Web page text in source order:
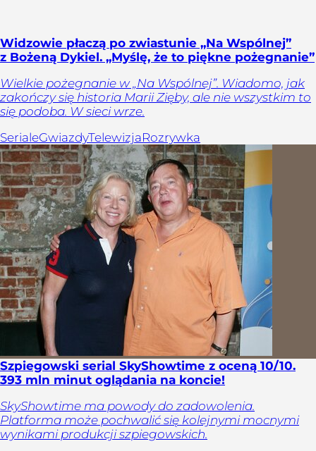
Widzowie płaczą po zwiastunie „Na Wspólnej”
z Bożeną Dykiel. „Myślę, że to piękne pożegnanie”
Wielkie pożegnanie w „Na Wspólnej”. Wiadomo, jak
zakończy się historia Marii Zięby, ale nie wszystkim to
się podoba. W sieci wrze.
SerialeGwiazdyTelewizjaRozrywka
Szpiegowski serial SkyShowtime z oceną 10/10.
393 mln minut oglądania na koncie!
SkyShowtime ma powody do zadowolenia.
Platforma może pochwalić się kolejnymi mocnymi
wynikami produkcji szpiegowskich.